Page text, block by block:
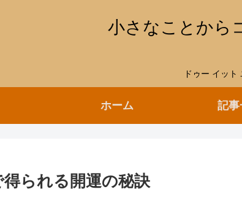
小さなことから
ドゥー イット
ホーム 記事
られる開運の秘訣